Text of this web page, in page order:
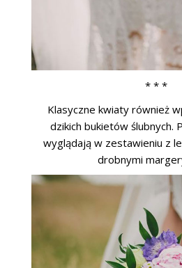
* * *
Klasyczne kwiaty również
dzikich bukietów ślubnych.
wyglądają w zestawieniu z
drobnymi